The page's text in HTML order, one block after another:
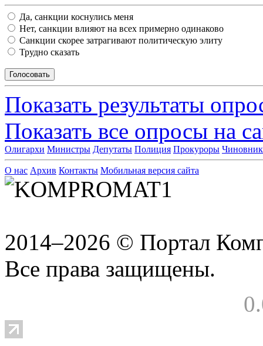
Да, санкции коснулись меня
Нет, санкции влияют на всех примерно одинаково
Санкции скорее затрагивают политическую элиту
Трудно сказать
Показать результаты
Показать все опросы на
Олигархи Министры Депутаты Полиция Прокуроры
О нас Архив Контакты Мобильная версия сайта
2014–2026 © Портал
Все права защищены.